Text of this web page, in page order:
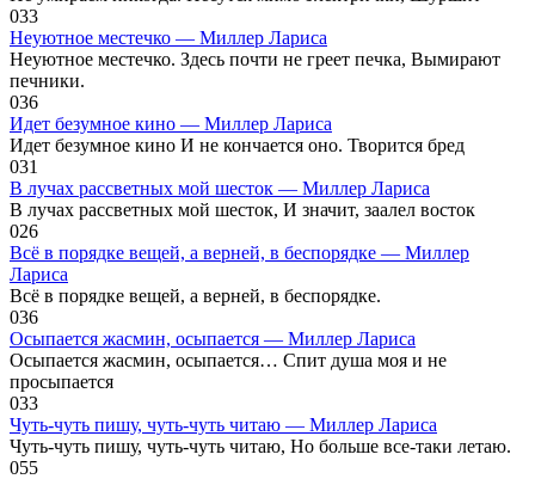
033
Неуютное местечко — Миллер Лариса
Неуютное местечко. Здесь почти не греет печка, Вымирают
печники.
036
Идет безумное кино — Миллер Лариса
Идет безумное кино И не кончается оно. Творится бред
031
В лучах рассветных мой шесток — Миллер Лариса
В лучах рассветных мой шесток, И значит, заалел восток
026
Всё в порядке вещей, а верней, в беспорядке — Миллер
Лариса
Всё в порядке вещей, а верней, в беспорядке.
036
Осыпается жасмин, осыпается — Миллер Лариса
Осыпается жасмин, осыпается… Спит душа моя и не
просыпается
033
Чуть-чуть пишу, чуть-чуть читаю — Миллер Лариса
Чуть-чуть пишу, чуть-чуть читаю, Но больше все-таки летаю.
055